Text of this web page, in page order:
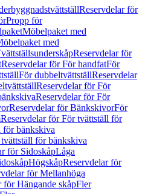
Reservdelar för
Propp för
Möbelpaket med
med
Reservdelar för
Reservdelar för För handfatFör
För dubbeltvättställReservdelar
Reservdelar för För
Reservdelar för För
Reservdelar för BänkskivorFör
Reservdelar för För tvättställ för
för bänkskiva
för bänkskiva
för SidoskåpLåga
HögskåpReservdelar för
för Mellanhöga
för Hängande skåpFler